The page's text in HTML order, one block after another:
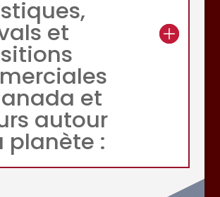
et
et
autour
planète :